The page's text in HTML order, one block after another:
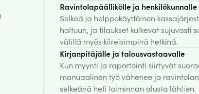
Ravintolapäällikölle ja henkilökunnalle
Selkeä ja helppokäyttöinen
haltuun, ja tilaukset kulkevat sujuvasti
välillä myös kiireisimpinä hetkinä.
Kirjanpitäjälle ja talousvastaavalle
Kun myynti ja raportointi siirtyvät
manuaalinen työ vähenee ja
selkeänä heti toiminnan alusta lähtien.